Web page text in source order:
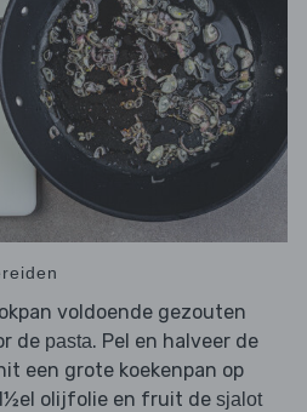
voldoende gezouten
de pasta. Pel en halveer de
een grote koekenpan op
olijfolie en fruit de sjalot